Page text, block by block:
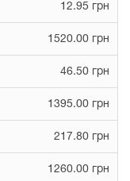
12.95 грн
1520.00 грн
46.50 грн
1395.00 грн
217.80 грн
1260.00 грн